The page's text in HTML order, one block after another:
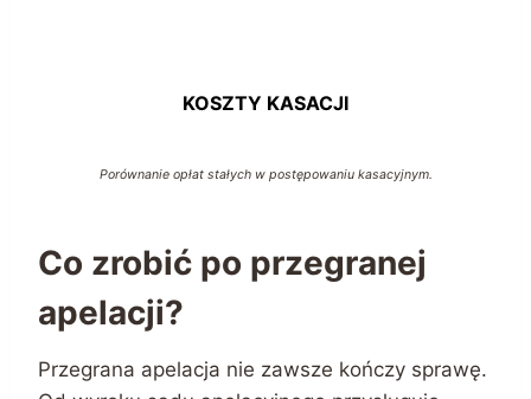
KOSZTY KASACJI
Porównanie opłat stałych w postępowaniu kasacyjnym.
Co zrobić po przegranej
apelacji?
Przegrana apelacja nie zawsze kończy sprawę.